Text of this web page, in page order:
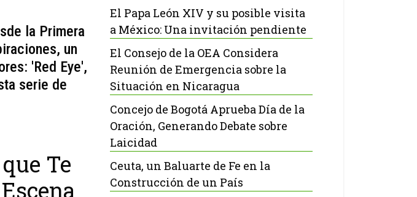
la Primera
un
'Red Eye',
serie de
Te
El Papa León XIV y su posible visita
a México: Una invitación pendiente
El Consejo de la OEA Considera
Reunión de Emergencia sobre la
Situación en Nicaragua
Concejo de Bogotá Aprueba Día de la
Oración, Generando Debate sobre
Laicidad
Ceuta, un Baluarte de Fe en la
Construcción de un País